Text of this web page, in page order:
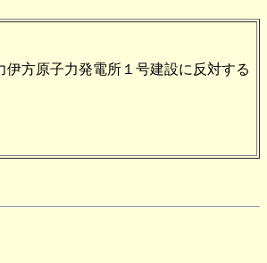
方原子力発電所１号建設に反対する